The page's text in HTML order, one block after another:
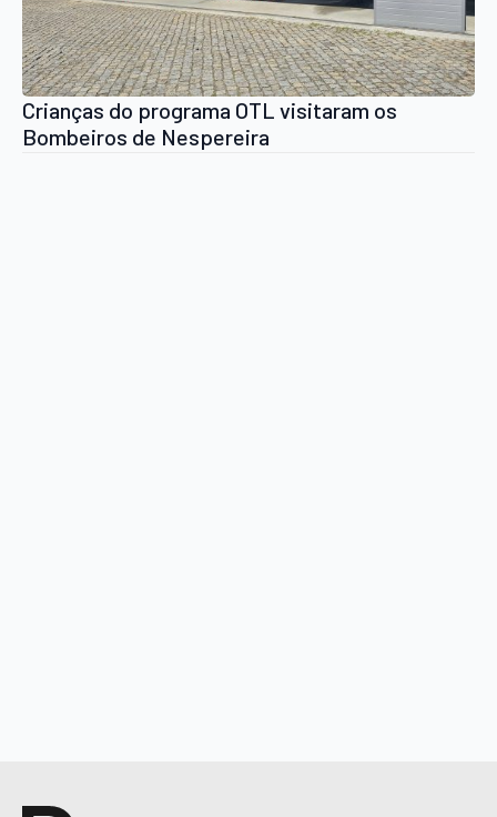
Crianças do programa OTL visitaram os
Bombeiros de Nespereira